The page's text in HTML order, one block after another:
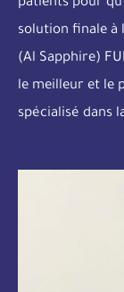
patients pour
solution finale à
(Al Sapphire)
le meilleur et le
spécialisé dans